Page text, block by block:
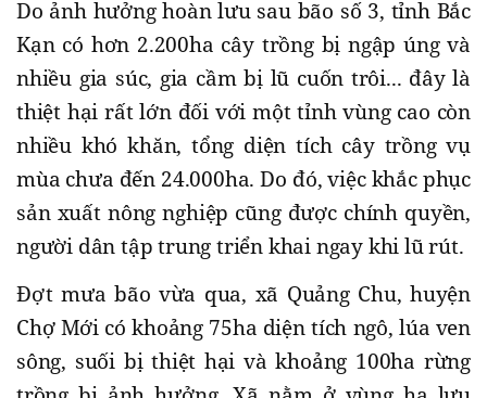
Do ảnh hưởng hoàn lưu sau bão số 3, tỉnh Bắc
Kạn có hơn 2.200ha cây trồng bị ngập úng và
nhiều gia súc, gia cầm bị lũ cuốn trôi... đây là
thiệt hại rất lớn đối với một tỉnh vùng cao còn
nhiều khó khăn, tổng diện tích cây trồng vụ
mùa chưa đến 24.000ha. Do đó, việc khắc phục
sản xuất nông nghiệp cũng được chính quyền,
người dân tập trung triển khai ngay khi lũ rút.
Đợt mưa bão vừa qua, xã Quảng Chu, huyện
Chợ Mới có khoảng 75ha diện tích ngô, lúa ven
sông, suối bị thiệt hại và khoảng 100ha rừng